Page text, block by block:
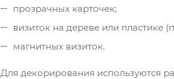
прозрачных карточек;
визиток на дереве или пластике
магнитных визиток.
Для декорирования используются